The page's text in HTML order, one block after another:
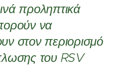
προληπτικά
να
στον περιορισμό
του RSV